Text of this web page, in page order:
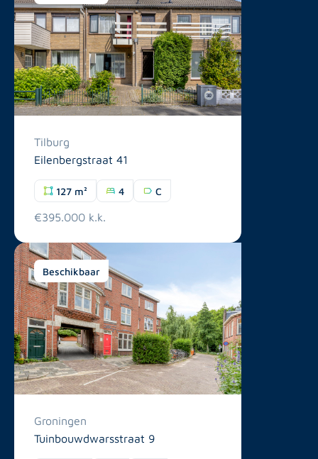
Tilburg
Eilenbergstraat 41
127 m² 4 C
€395.000 k.k.
Beschikbaar
Groningen
Tuinbouwdwarsstraat 9